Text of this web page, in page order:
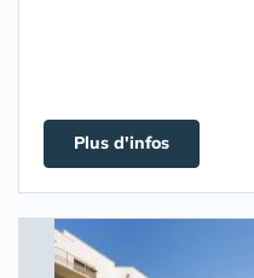
Plus d'infos